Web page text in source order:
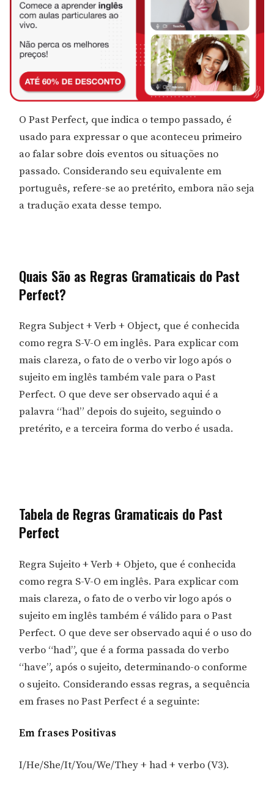
O Past Perfect, que indica o tempo passado, é
usado para expressar o que aconteceu primeiro
ao falar sobre dois eventos ou situações no
passado. Considerando seu equivalente em
português, refere-se ao pretérito, embora não seja
a tradução exata desse tempo.
Quais São as Regras Gramaticais do Past
Perfect?
Regra Subject + Verb + Object, que é conhecida
como regra S-V-O em inglês. Para explicar com
mais clareza, o fato de o verbo vir logo após o
sujeito em inglês também vale para o Past
Perfect. O que deve ser observado aqui é a
palavra “had” depois do sujeito, seguindo o
pretérito, e a terceira forma do verbo é usada.
Tabela de Regras Gramaticais do Past
Perfect
Regra Sujeito + Verb + Objeto, que é conhecida
como regra S-V-O em inglês. Para explicar com
mais clareza, o fato de o verbo vir logo após o
sujeito em inglês também é válido para o Past
Perfect. O que deve ser observado aqui é o uso do
verbo “had”, que é a forma passada do verbo
“have”, após o sujeito, determinando-o conforme
o sujeito. Considerando essas regras, a sequência
em frases no Past Perfect é a seguinte:
Em frases Positivas
I/He/She/It/You/We/They + had + verbo (V3).